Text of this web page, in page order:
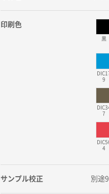
印刷色
黒
9
7
4
サンプル校正 別途